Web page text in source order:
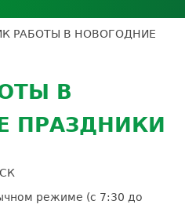
мер для
кабинет
партнёра
Экскурсия в
РАБОТЫ В НОВОГОДНИЕ
В
ПРАЗДНИКИ
режиме (с 7:30 до